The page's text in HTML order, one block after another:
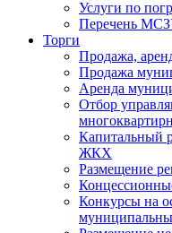
Услуги по
Перечень
Торги
Продажа,
Продажа
Аренда
Отбор
Капитальный
ЖКХ
Размещение
Конкурсы на